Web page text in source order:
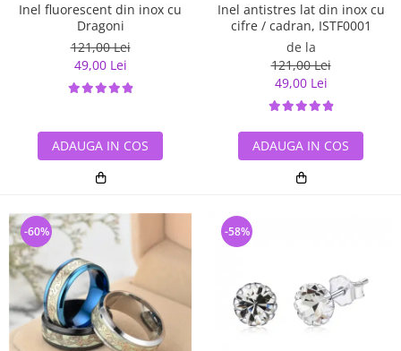
Inel fluorescent din inox cu
Dragoni
121,00 Lei
49,00 Lei
ADAUGA IN COS
Inel antistres lat din inox cu
cifre / cadran, ISTF0001
de la
121,00 Lei
49,00 Lei
ADAUGA IN COS
-60% -58%